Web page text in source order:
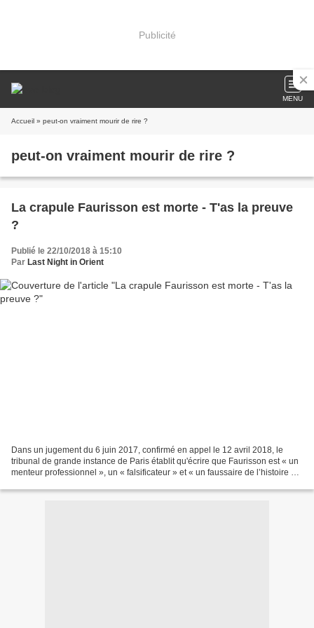
Publicité
MENU
Accueil » peut-on vraiment mourir de rire ?
peut-on vraiment mourir de rire ?
La crapule Faurisson est morte - T'as la preuve
?
Publié le 22/10/2018 à 15:10
Par Last Night in Orient
Dans un jugement du 6 juin 2017, confirmé en appel le 12 avril 2018, le
tribunal de grande instance de Paris établit qu'écrire que Faurisson est « un
menteur professionnel », un « falsificateur » et « un faussaire de l’histoire »